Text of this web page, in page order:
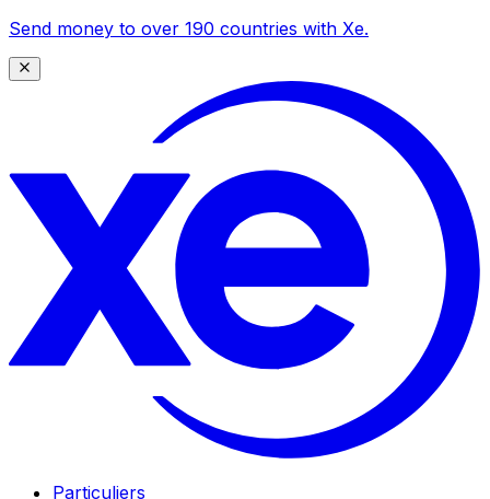
Send money to over 190 countries with Xe.
Particuliers